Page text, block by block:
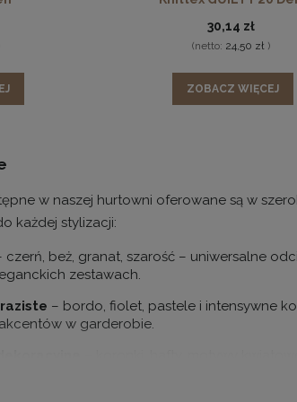
pasują do eleganckich sukienek i
i dekoracyjne
– modele z haftem,
do pasa
– produkty, które oprócz
wspierają krążenie i zapewniają
współpracuje z pasem, utrzymując
fasonów, pończochy do pasa dostępne w
preferencjach, zapewniając zarówno
hurtowni wyróżniają się wysoką jakością
trwałość i elegancję:
30,14 zł
(netto: 24,50 zł)
ZOBACZ WIĘCEJ
w naszej hurtowni oferowane są w
każdej stylizacji:
czerń, beż, granat, szarość – uniwersalne
zestawach.
– bordo, fiolet, pastele i intensywne
w garderobie.